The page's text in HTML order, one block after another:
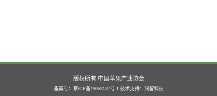
版权所有 中国苹果产业协会
备案号：京ICP备19058132号-1 技术支持： 润智科技